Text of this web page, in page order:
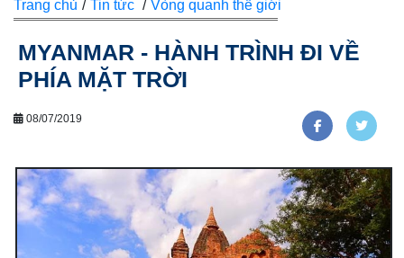
Trang chủ / Tin tức / Vòng quanh thế giới
MYANMAR - HÀNH TRÌNH ĐI VỀ
PHÍA MẶT TRỜI
08/07/2019